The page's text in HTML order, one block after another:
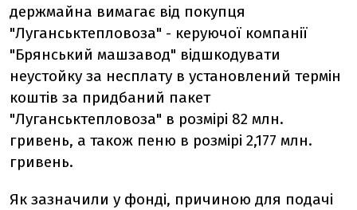
держмайна вимагає від покупця
"Луганськтепловоза" - керуючої компанії
"Брянський машзавод" відшкодувати
неустойку за несплату в установлений термін
коштів за придбаний пакет
"Луганськтепловоза" в розмірі 82 млн.
гривень, а також пеню в розмірі 2,177 млн.
гривень.
Як зазначили у фонді, причиною для подачі